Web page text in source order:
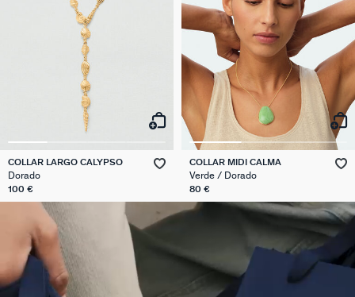
COLLAR LARGO CALYPSO
Dorado
100 €
COLLAR MIDI CALMA
Verde / Dorado
80 €